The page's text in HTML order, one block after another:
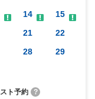
いました。
ちしております。
14
15
21
22
28
29
ト予約
?